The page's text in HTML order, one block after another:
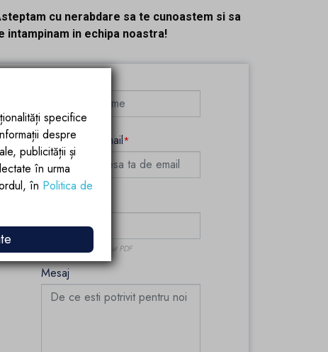
cu nerabdare sa te cunoastem si sa
intampinam in echipa noastra!
Adresa de e-mail
Incarca CV-ul in format PDF
Mesaj
specifice
despre
publicității și
în urma
în Politica de